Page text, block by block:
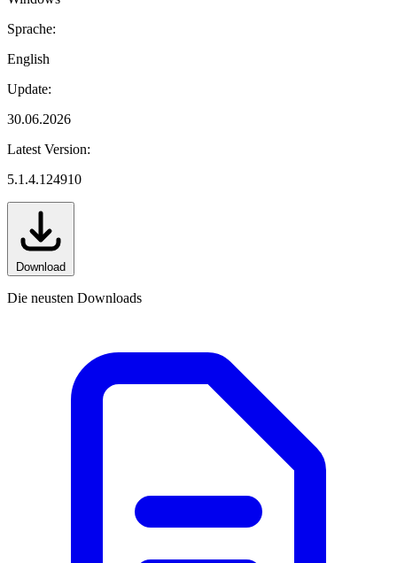
Sprache:
English
Update:
30.06.2026
Latest Version:
5.1.4.124910
Download
Die neusten Downloads